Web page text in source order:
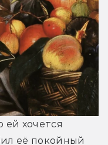
ей хочется
её покойный